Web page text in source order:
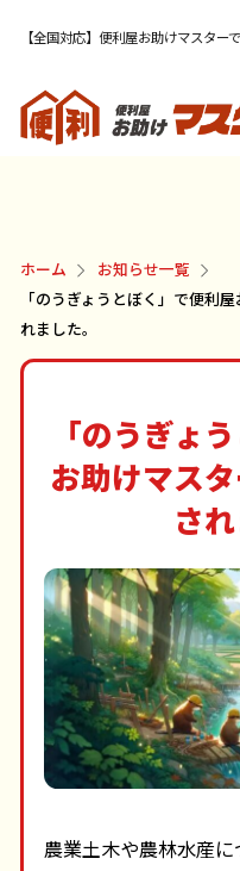
【全国対応】便利屋お助けマスター
ホーム
お知らせ一覧
「のうぎょうとぼく」で便利
れました。
「のうぎょ
お助けマス
され
農業土木や農林水産